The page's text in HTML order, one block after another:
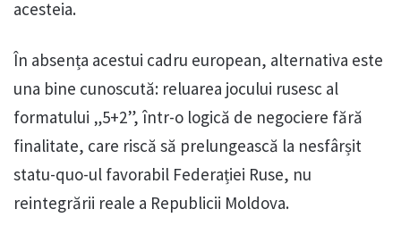
acesteia.
În absența acestui cadru european, alternativa este
una bine cunoscută: reluarea jocului rusesc al
formatului „5+2”, într-o logică de negociere fără
finalitate, care riscă să prelungească la nesfârșit
statu-quo-ul favorabil Federației Ruse, nu
reintegrării reale a Republicii Moldova.